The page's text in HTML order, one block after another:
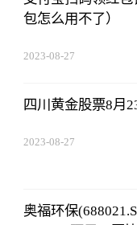
包怎么用不了）
2023-08-27
四川黄金股票8月
2023-08-27
奥福环保